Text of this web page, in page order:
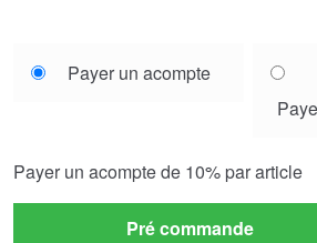
your
Payer un acompte
Payer un acompte de 10% par article
Pré commande